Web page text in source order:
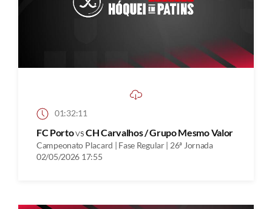
01:32:11
FC PortovsCH Carvalhos / Grupo Mesmo Valor
Campeonato Placard | Fase Regular | 26ª Jornada
02/05/2026 17:55